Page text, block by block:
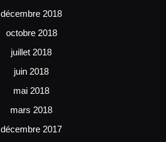
décembre 2018
octobre 2018
juillet 2018
juin 2018
mai 2018
mars 2018
décembre 2017